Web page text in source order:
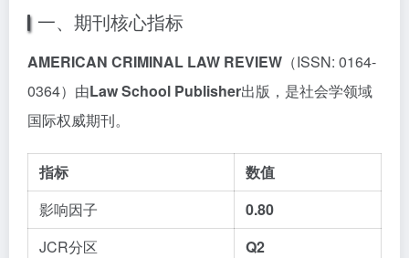
一、期刊核心指标
AMERICAN CRIMINAL LAW REVIEW （ISSN: 0164-
0364）由Law School Publisher出版，是社会学领域
国际权威期刊。
指标
数值
影响因子
0.80
JCR分区
Q2